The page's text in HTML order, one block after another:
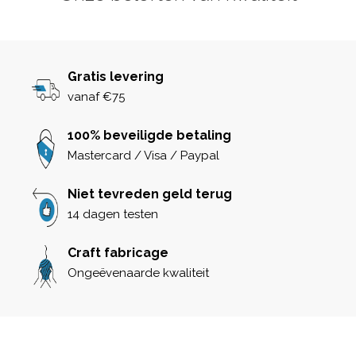
Gratis levering
vanaf €75
100% beveiligde betaling
Mastercard / Visa / Paypal
Niet tevreden geld terug
14 dagen testen
Craft fabricage
Ongeëvenaarde kwaliteit